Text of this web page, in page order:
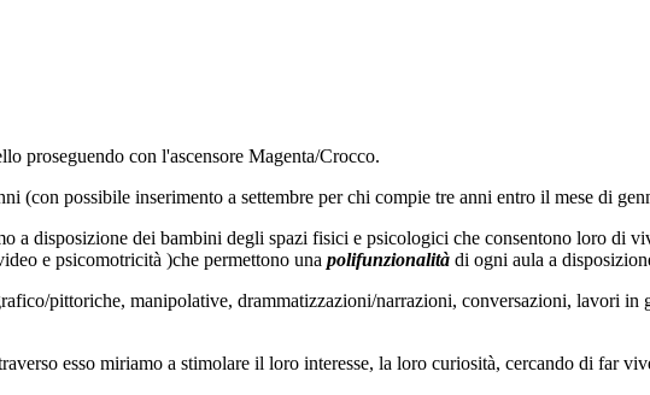
proseguendo con l'ascensore Magenta/Crocco.
(con possibile inserimento a settembre per chi compie tre anni entro il mese di
a disposizione dei bambini degli spazi fisici e psicologici che consentono loro di
e psicomotricità )che permettono una polifunzionalità di ogni aula a
pittoriche, manipolative, drammatizzazioni/narrazioni, conversazioni, lavori in
esso miriamo a stimolare il loro interesse, la loro curiosità, cercando di far